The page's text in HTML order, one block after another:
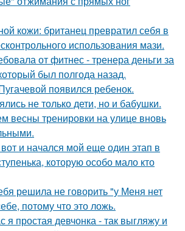
кожи: британец превратил себя в
использования мази.
от фитнес - тренера деньги за
был полгода назад.
появился ребенок.
не только дети, но и бабушки.
весны тренировки на улице вновь
и начался мой еще один этап в
которую особо мало кто
решила не говорить "у Меня нет
потому что это ложь.
я простая девчонка - так выгляжу и